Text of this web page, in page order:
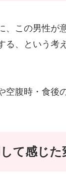
、この男性が
る、という考
空腹時・食後
て感じた